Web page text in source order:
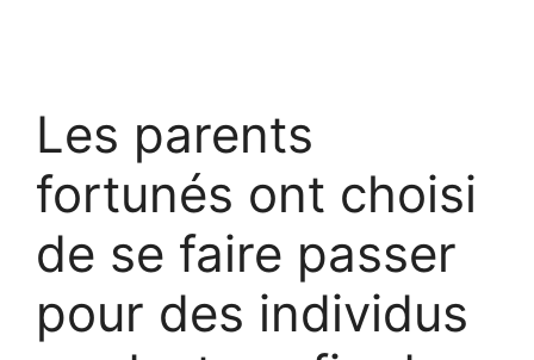
Les parents
fortunés ont choisi
de se faire passer
pour des individus